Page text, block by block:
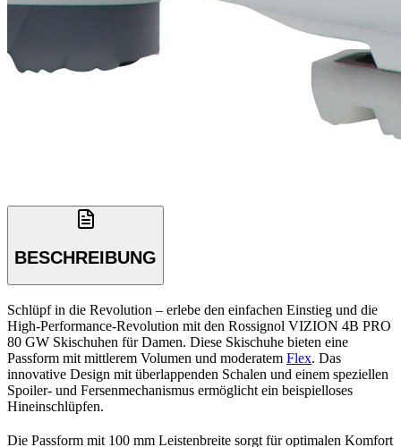
BESCHREIBUNG
Schlüpf in die Revolution – erlebe den einfachen Einstieg und die
High-Performance-Revolution mit den Rossignol VIZION 4B PRO
80 GW Skischuhen für Damen. Diese Skischuhe bieten eine
Passform mit mittlerem Volumen und moderatem Flex. Das
innovative Design mit überlappenden Schalen und einem speziellen
Spoiler- und Fersenmechanismus ermöglicht ein beispielloses
Hineinschlüpfen.
Die Passform mit 100 mm Leistenbreite sorgt für optimalen Komfort